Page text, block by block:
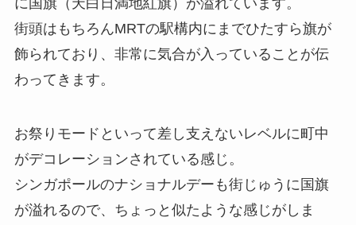
に国旗（天白日満地紅旗）が溢れています。
街頭はもちろんMRTの駅構内にまでひたすら旗が
飾られており、非常に気合が入っていることが伝
わってきます。
お祭りモードといって差し支えないレベルに町中
がデコレーションされている感じ。
シンガポールのナショナルデーも街じゅうに国旗
が溢れるので、ちょっと似たような感じがしま